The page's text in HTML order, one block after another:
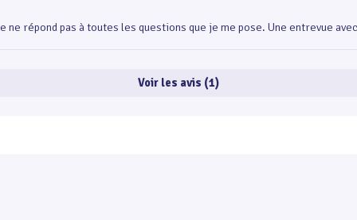
répond pas à toutes les questions que je me pose. Une entrevue
Voir les avis (1)